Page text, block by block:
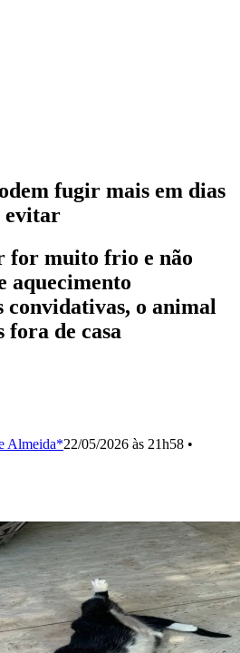
fugir mais em dias
evitar
for muito frio e não
aquecimento
convidativas, o animal
fora de casa
Almeida*22/05/2026 às 21h58 •